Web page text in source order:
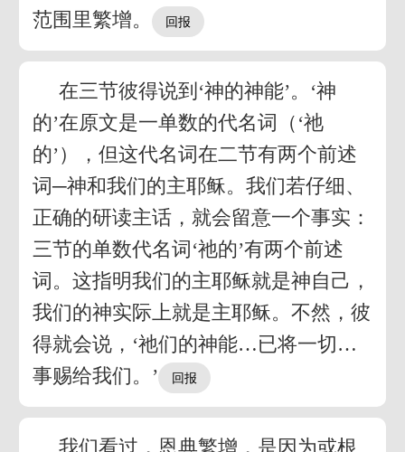
范围里繁增。
在三节彼得说到‘神的神能’。‘神
的’在原文是一单数的代名词（‘祂
的’），但这代名词在二节有两个前述
词─神和我们的主耶稣。我们若仔细、
正确的研读主话，就会留意一个事实：
三节的单数代名词‘祂的’有两个前述
词。这指明我们的主耶稣就是神自己，
我们的神实际上就是主耶稣。不然，彼
得就会说，‘祂们的神能…已将一切…
事赐给我们。’
我们看过，恩典繁增，是因为或根